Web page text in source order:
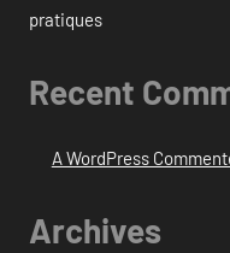
pratiques
Recent
A WordPress
Archives